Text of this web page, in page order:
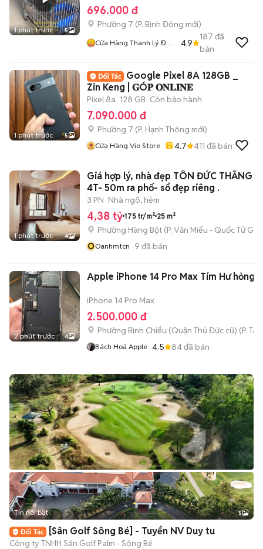
1 phút trước 5
696.000 đ
Phường 7 (P. Bình Đông mới)
Cửa Hàng Thanh Lý Đồ
4.9
187 đã
bán
1 phút trước 5
Google Pixel 8A 128GB _
Zin Keng | 𝐆Ó𝐏 𝐎𝐍𝐋𝐈𝐍𝐄
Pixel 8a 128 GB Còn bảo hành
7.090.000 đ
Phường 7 (P. Hạnh Thông mới)
Cửa Hàng Vio Store 4.7 411 đã bán
1 phút trước 4
Giá hợp lý, nhà đẹp TÔN ĐỨC THẮNG
4T- 50m ra phố- sổ đẹp riêng .
3 PN Nhà ngõ, hẻm
4,38 tỷ 175 tr/m² 25 m²
Phường Hàng Bột (P. Văn Miếu - Quốc Tử
OOanhmtcn 9 đã bán
2 phút trước 4
Apple iPhone 14 Pro Max Tím Hư hỏng
iPhone 14 Pro Max
2.500.000 đ
Phường Bình Chiểu (Quận Thủ Đức cũ) (P.
Bách Hoá Apple 4.5 84đã bán
Tin nổi bật 5
[Sân Golf Sông Bé] - Tuyển NV Duy tu
Công ty TNHH Sân Golf Palm - Sông Bé